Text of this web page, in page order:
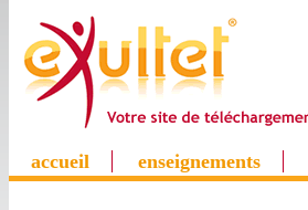
accueil enseignements